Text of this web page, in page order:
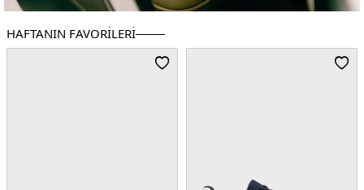
HAFTANIN FAVORILERI